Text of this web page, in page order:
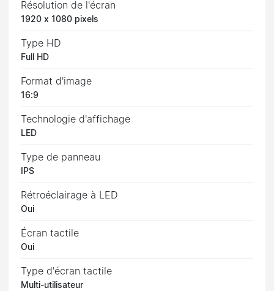
Résolution de l'écran
1920 x 1080 pixels
Type HD
Full HD
Format d'image
16:9
Technologie d'affichage
LED
Type de panneau
IPS
Rétroéclairage à LED
Oui
Écran tactile
Oui
Type d'écran tactile
Multi-utilisateur